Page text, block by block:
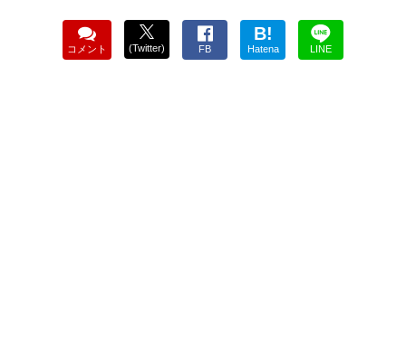
コメント (Twitter) FB
B!
Hatena LINE